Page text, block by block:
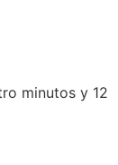
minutos y 12